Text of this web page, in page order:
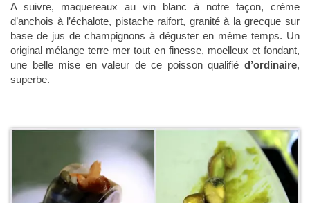
A suivre, maquereaux au vin blanc à notre façon, crème
d’anchois à l’échalote, pistache raifort, granité à la grecque sur
base de jus de champignons à déguster en même temps. Un
original mélange terre mer tout en finesse, moelleux et fondant,
une belle mise en valeur de ce poisson qualifié d’ordinaire,
superbe.